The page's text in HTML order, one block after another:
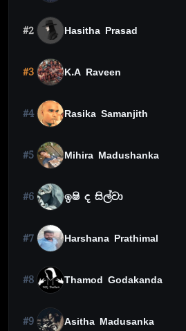
#2 Hasitha Prasad
#3 K.A Raveen
#4 Rasika Samanjith
#5 Mihira Madushanka
#6 ඉෂි ද සිල්වා
#7 Harshana Prathimal
#8 Thamod Godakanda
#9 Asitha Madusanka